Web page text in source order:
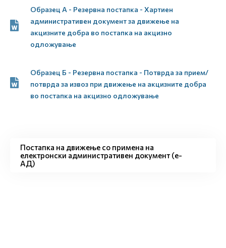
Образец А - Резервна постапка - Хартиен
административен документ за движење на
акцизните добра во постапка на акцизно
одложување
Образец Б - Резервна постапка - Потврда за прием/
потврда за извоз при движење на акцизните добра
во постапка на акцизно одложување
Постапка на движење со примена на
електронски административен документ (е-
АД)